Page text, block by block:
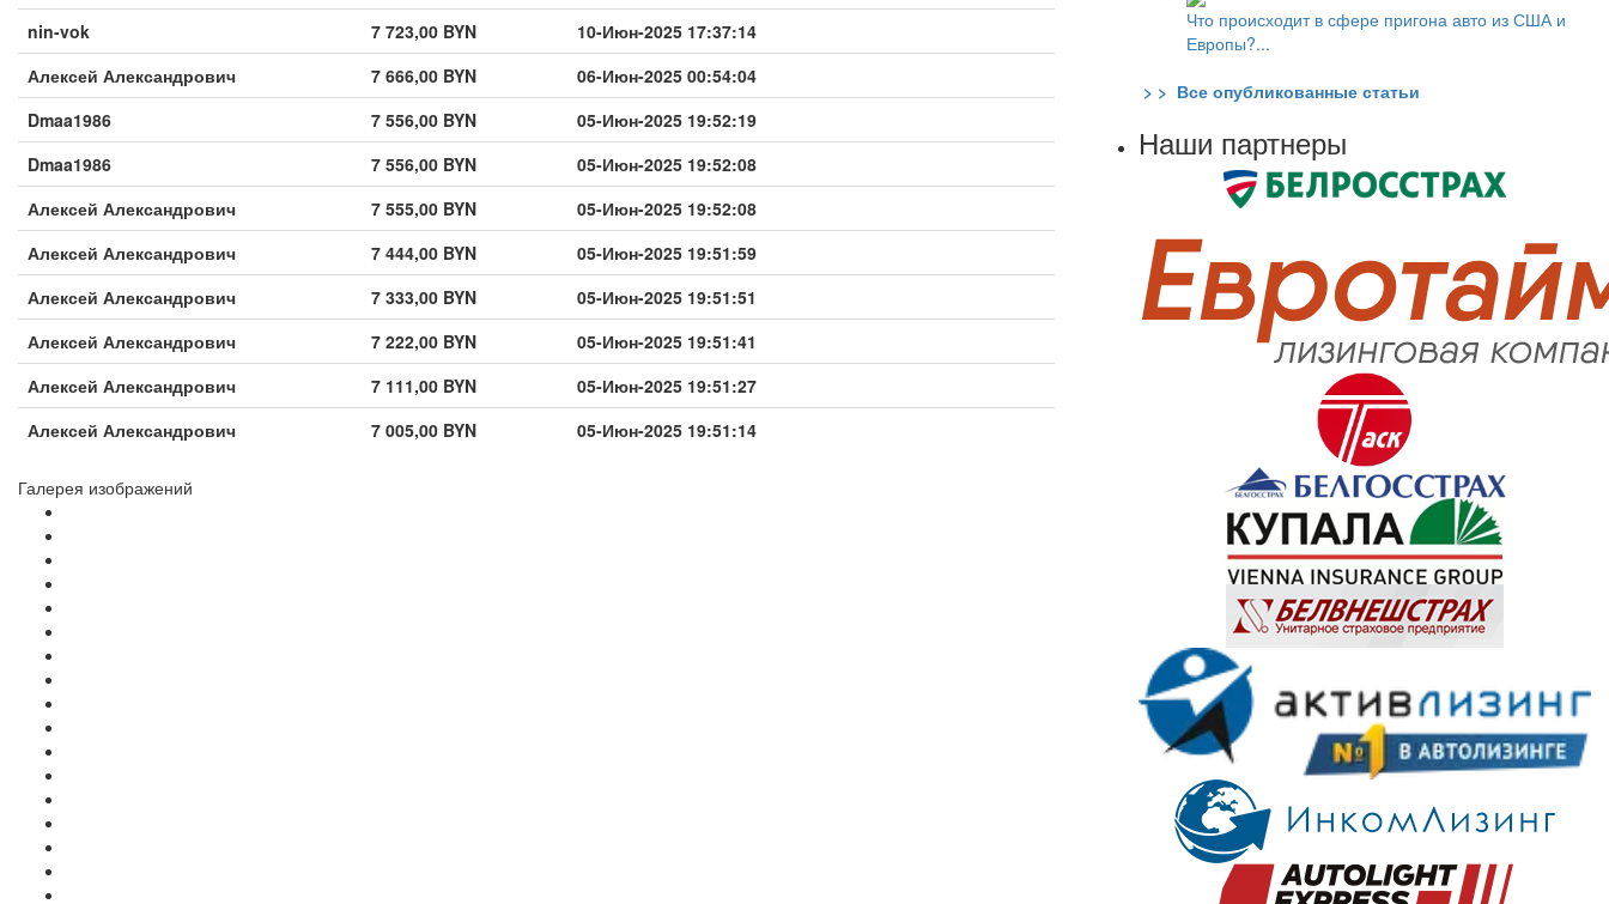
nin-vok
7 723,00 BYN
10-Июн-2025 17:37:14
Алексей Александрович
7 666,00 BYN
06-Июн-2025 00:54:04
Dmaa1986
7 556,00 BYN
05-Июн-2025 19:52:19
Dmaa1986
7 556,00 BYN
05-Июн-2025 19:52:08
Алексей Александрович
7 555,00 BYN
05-Июн-2025 19:52:08
Алексей Александрович
7 444,00 BYN
05-Июн-2025 19:51:59
Алексей Александрович
7 333,00 BYN
05-Июн-2025 19:51:51
Алексей Александрович
7 222,00 BYN
05-Июн-2025 19:51:41
Алексей Александрович
7 111,00 BYN
05-Июн-2025 19:51:27
Алексей Александрович
7 005,00 BYN 05-Июн-2025 19:51:14
Галерея изображений
Что происходит в сфере пригона авто из США и
Европы?...
> > Все опубликованные статьи
Наши партнеры